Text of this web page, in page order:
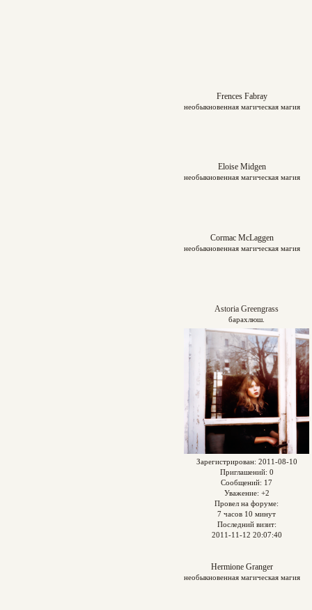
Frences Fabray
необыкновенная магическая магия
Eloise Midgen
необыкновенная магическая магия
Cormac McLaggen
необыкновенная магическая магия
Astoria Greengrass
барахлюш.
Зарегистрирован: 2011-08-10
Приглашений: 0
Сообщений: 17
Уважение: +2
Провел на форуме:
7 часов 10 минут
Последний визит:
2011-11-12 20:07:40
Hermione Granger
необыкновенная магическая магия